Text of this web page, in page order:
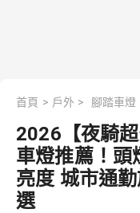
首頁 > 戶外 > 腳踏車燈
2026【夜騎
車燈推薦！頭
亮度 城市通
選